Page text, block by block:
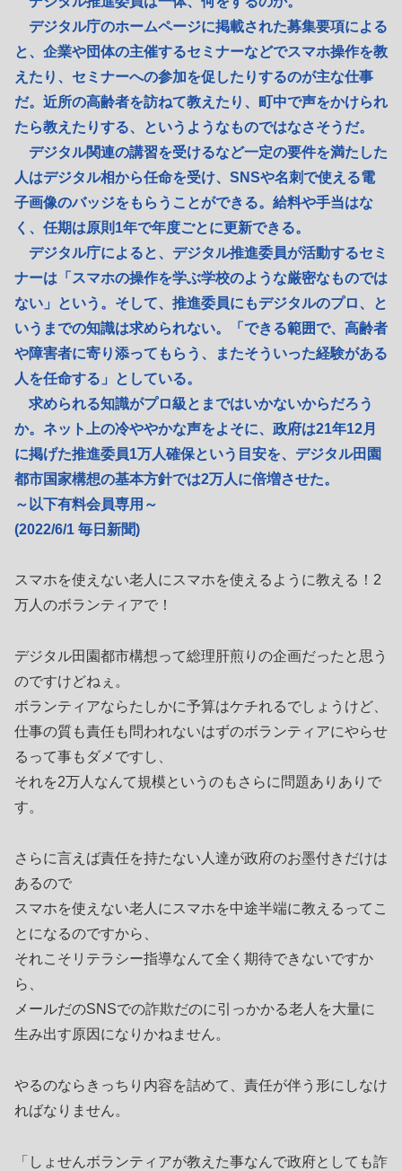
デジタル庁のホームページに掲載された募集要項による
と、企業や団体の主催するセミナーなどでスマホ操作を教
えたり、セミナーへの参加を促したりするのが主な仕事
だ。近所の高齢者を訪ねて教えたり、町中で声をかけられ
たら教えたりする、というようなものではなさそうだ。
デジタル関連の講習を受けるなど一定の要件を満たした
人はデジタル相から任命を受け、SNSや名刺で使える電
子画像のバッジをもらうことができる。給料や手当はな
く、任期は原則1年で年度ごとに更新できる。
デジタル庁によると、デジタル推進委員が活動するセミ
ナーは「スマホの操作を学ぶ学校のような厳密なものでは
ない」という。そして、推進委員にもデジタルのプロ、と
いうまでの知識は求められない。「できる範囲で、高齢者
や障害者に寄り添ってもらう、またそういった経験がある
人を任命する」としている。
求められる知識がプロ級とまではいかないからだろう
か。ネット上の冷ややかな声をよそに、政府は21年12月
に掲げた推進委員1万人確保という目安を、デジタル田園
都市国家構想の基本方針では2万人に倍増させた。
～以下有料会員専用～
(2022/6/1 毎日新聞)
スマホを使えない老人にスマホを使えるように教える！2
万人のボランティアで！
デジタル田園都市構想って総理肝煎りの企画だったと思う
のですけどねぇ。
ボランティアならたしかに予算はケチれるでしょうけど、
仕事の質も責任も問われないはずのボランティアにやらせ
るって事もダメですし、
それを2万人なんて規模というのもさらに問題ありありで
す。
さらに言えば責任を持たない人達が政府のお墨付きだけは
あるので
スマホを使えない老人にスマホを中途半端に教えるってこ
とになるのですから、
それこそリテラシー指導なんて全く期待できないですか
ら、
メールだのSNSでの詐欺だのに引っかかる老人を大量に
生み出す原因になりかねません。
やるのならきっちり内容を詰めて、責任が伴う形にしなけ
ればなりません。
「しょせんボランティアが教えた事なんで政府としても詐